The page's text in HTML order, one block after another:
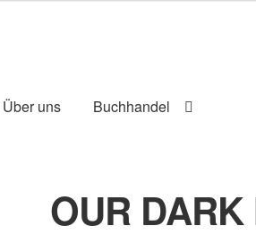
Über uns Buchhandel
OUR